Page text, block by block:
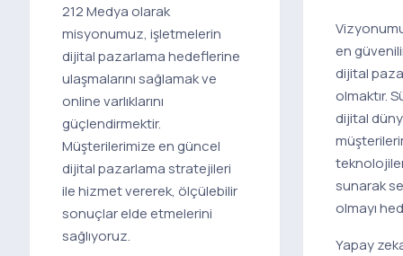
212 Medya olarak
misyonumuz, işletmelerin
dijital pazarlama hedeflerine
ulaşmalarını sağlamak ve
online varlıklarını
güçlendirmektir.
Müşterilerimize en güncel
dijital pazarlama stratejileri
ile hizmet vererek, ölçülebilir
sonuçlar elde etmelerini
sağlıyoruz.
en
dijital
olmaktır.
dijital
sunarak
olmayı
Yapay